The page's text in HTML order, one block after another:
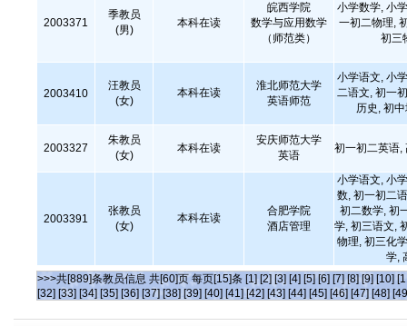
2003371
季教员
(男)
本科在读
皖西学院
数学与应用数学
（师范类）
小学数学, 小
一初二物理,
初三
2003410
汪教员
(女)
本科在读
淮北师范大学
英语师范
小学语文, 小
二语文, 初一
历史, 初
2003327
朱教员
(女)
本科在读
安庆师范大学
英语
初一初二英语,
2003391
张教员
(女)
本科在读
合肥学院
酒店管理
小学语文, 小
数, 初一初二
初二数学, 初
学, 初三语文,
物理, 初三化
学,
>>>共[889]条教员信息 共[60]页 每页[15]条 [1] [2] [3] [4] [5] [6] [7] [8] [9] [10]
[32] [33] [34] [35] [36] [37] [38] [39] [40] [41] [42] [43] [44] [45] [46] [47] [48]